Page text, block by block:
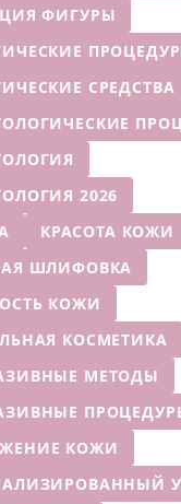
ФИГУРЫ
СРЕДСТВА
2026
КРАСОТА КОЖИ
ШЛИФОВКА
КОЖИ
КОСМЕТИКА
МЕТОДЫ
КОЖИ